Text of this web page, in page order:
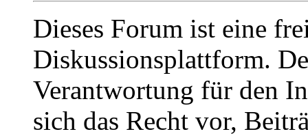
Dieses Forum ist eine
Diskussionsplattform.
Verantwortung für den
sich das Recht vor,